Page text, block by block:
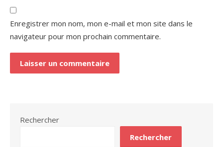
Enregistrer mon nom, mon e-mail et mon site dans le
navigateur pour mon prochain commentaire.
Rechercher
Rechercher